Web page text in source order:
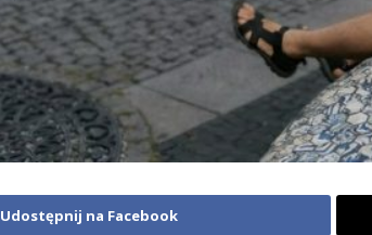
Udostępnij na Facebook